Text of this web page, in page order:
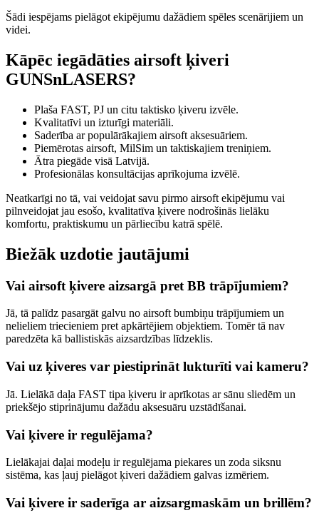
Šādi iespējams pielāgot ekipējumu dažādiem spēles scenārijiem un
videi.
Kāpēc iegādāties airsoft ķiveri
GUNSnLASERS?
Plaša FAST, PJ un citu taktisko ķiveru izvēle.
Kvalitatīvi un izturīgi materiāli.
Saderība ar populārākajiem airsoft aksesuāriem.
Piemērotas airsoft, MilSim un taktiskajiem treniņiem.
Ātra piegāde visā Latvijā.
Profesionālas konsultācijas aprīkojuma izvēlē.
Neatkarīgi no tā, vai veidojat savu pirmo airsoft ekipējumu vai
pilnveidojat jau esošo, kvalitatīva ķivere nodrošinās lielāku
komfortu, praktiskumu un pārliecību katrā spēlē.
Biežāk uzdotie jautājumi
Vai airsoft ķivere aizsargā pret BB trāpījumiem?
Jā, tā palīdz pasargāt galvu no airsoft bumbiņu trāpījumiem un
nelieliem triecieniem pret apkārtējiem objektiem. Tomēr tā nav
paredzēta kā ballistiskās aizsardzības līdzeklis.
Vai uz ķiveres var piestiprināt lukturīti vai kameru?
Jā. Lielākā daļa FAST tipa ķiveru ir aprīkotas ar sānu sliedēm un
priekšējo stiprinājumu dažādu aksesuāru uzstādīšanai.
Vai ķivere ir regulējama?
Lielākajai daļai modeļu ir regulējama piekares un zoda siksnu
sistēma, kas ļauj pielāgot ķiveri dažādiem galvas izmēriem.
Vai ķivere ir saderīga ar aizsargmaskām un brillēm?